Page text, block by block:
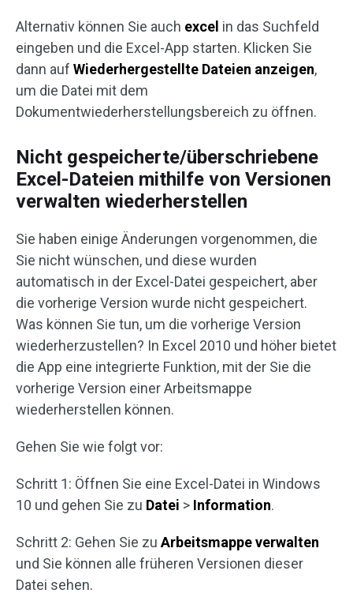
Alternativ können Sie auch excel in das Suchfeld
eingeben und die Excel-App starten. Klicken Sie
dann auf Wiederhergestellte Dateien anzeigen,
um die Datei mit dem
Dokumentwiederherstellungsbereich zu öffnen.
Nicht gespeicherte/überschriebene
Excel-Dateien mithilfe von Versionen
verwalten wiederherstellen
Sie haben einige Änderungen vorgenommen, die
Sie nicht wünschen, und diese wurden
automatisch in der Excel-Datei gespeichert, aber
die vorherige Version wurde nicht gespeichert.
Was können Sie tun, um die vorherige Version
wiederherzustellen? In Excel 2010 und höher bietet
die App eine integrierte Funktion, mit der Sie die
vorherige Version einer Arbeitsmappe
wiederherstellen können.
Gehen Sie wie folgt vor:
Schritt 1: Öffnen Sie eine Excel-Datei in Windows
10 und gehen Sie zu Datei > Information.
Schritt 2: Gehen Sie zu Arbeitsmappe verwalten
und Sie können alle früheren Versionen dieser
Datei sehen.